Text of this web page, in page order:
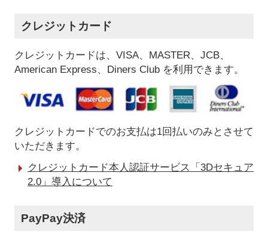
クレジットカード
クレジットカードは、VISA、MASTER、JCB、
American Express、Diners Club を利用できます。
クレジットカードでのお支払は1回払いのみとさせて
いただきます。
クレジットカード本人認証サービス「3Dセキュア
2.0」導入について
PayPay決済